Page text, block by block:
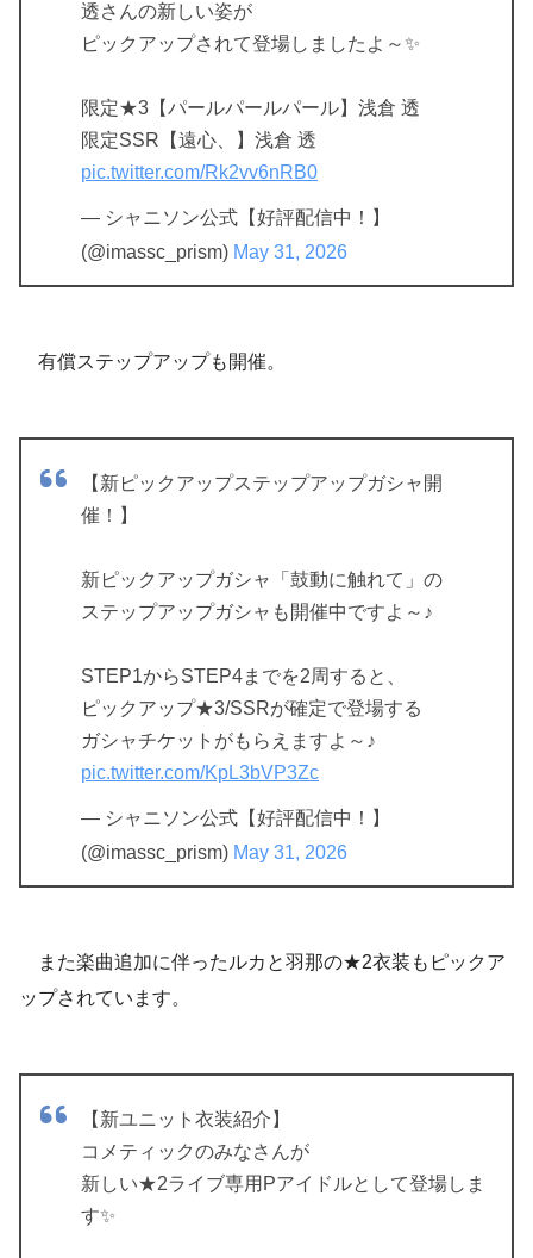
透さんの新しい姿が
ピックアップされて登場しましたよ～✨
限定★3【パールパールパール】浅倉 透
限定SSR【遠心、】浅倉 透
pic.twitter.com/Rk2vv6nRB0
— シャニソン公式【好評配信中！】
(@imassc_prism) May 31, 2026
有償ステップアップも開催。
【新ピックアップステップアップガシャ開
催！】
新ピックアップガシャ「鼓動に触れて」の
ステップアップガシャも開催中ですよ～♪
STEP1からSTEP4までを2周すると、
ピックアップ★3/SSRが確定で登場する
ガシャチケットがもらえますよ～♪
pic.twitter.com/KpL3bVP3Zc
— シャニソン公式【好評配信中！】
(@imassc_prism) May 31, 2026
また楽曲追加に伴ったルカと羽那の★2衣装もピックア
ップされています。
【新ユニット衣装紹介】
コメティックのみなさんが
新しい★2ライブ専用Pアイドルとして登場しま
す✨